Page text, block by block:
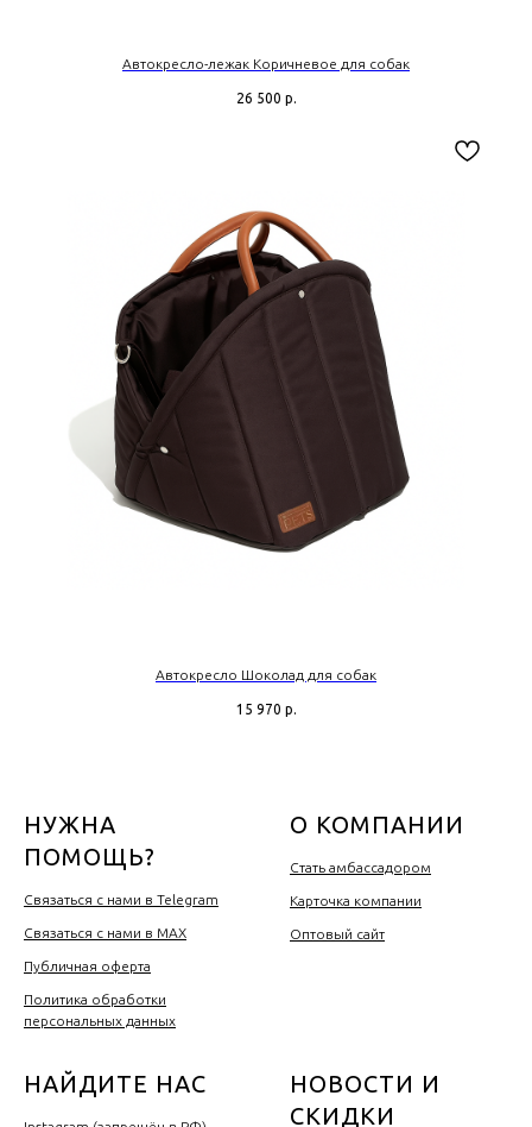
Автокресло-лежак Коричневое для собак
26 500 р.
Автокресло Шоколад для собак
15 970 р.
НУЖНА
ПОМОЩЬ?
Связаться с нами в Telegram
Связаться с нами в MAX
Публичная оферта
Политика обработки
персональных данных
О КОМПАНИИ
Стать амбассадором
Карточка компании
Оптовый сайт
НАЙДИТЕ НАС
НОВОСТИ И
СКИДКИ